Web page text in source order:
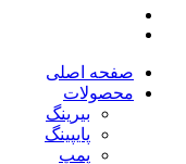
صفحه اصلی
محصولات
بیرینگ
پایپینگ
پمپ